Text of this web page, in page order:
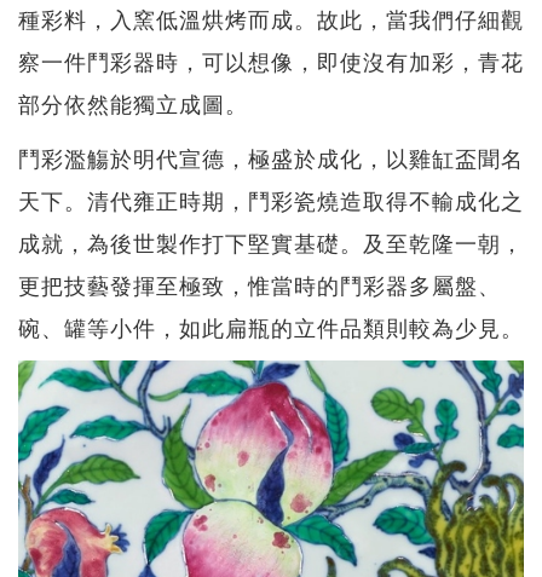
種彩料，入窯低溫烘烤而成。故此，當我們仔細觀
察一件鬥彩器時，可以想像，即使沒有加彩，青花
部分依然能獨立成圖。
鬥彩濫觴於明代宣德，極盛於成化，以雞缸盃聞名
天下。清代雍正時期，鬥彩瓷燒造取得不輸成化之
成就，為後世製作打下堅實基礎。及至乾隆一朝，
更把技藝發揮至極致，惟當時的鬥彩器多屬盤、
碗、罐等小件，如此扁瓶的立件品類則較為少見。